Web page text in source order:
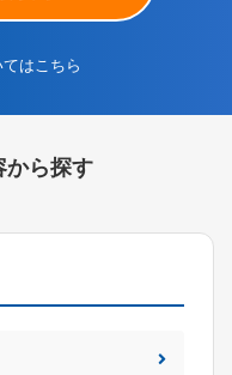
はこちら
から探す